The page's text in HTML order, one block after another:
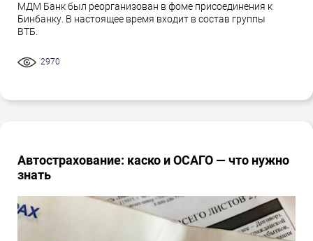
МДМ Банк был реорганизован в фоме присоединения к
Бинбанку. В настоящее время входит в состав группы
ВТБ.
2970
Автострахование: каско и ОСАГО — что нужно
знать